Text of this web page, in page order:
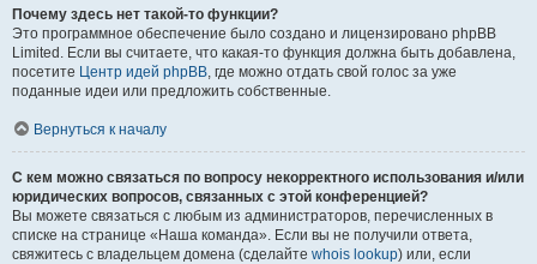
Почему здесь нет такой-то функции?
Это программное обеспечение было создано и лицензировано phpBB
Limited. Если вы считаете, что какая-то функция должна быть добавлена,
посетите Центр идей phpBB, где можно отдать свой голос за уже
поданные идеи или предложить собственные.
Вернуться к началу
С кем можно связаться по вопросу некорректного использования и/или
юридических вопросов, связанных с этой конференцией?
Вы можете связаться с любым из администраторов, перечисленных в
списке на странице «Наша команда». Если вы не получили ответа,
свяжитесь с владельцем домена (сделайте whois lookup) или, если